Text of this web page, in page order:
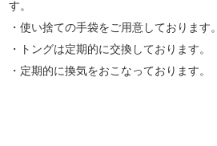
す。
・使い捨ての手袋をご用意しております。
・トングは定期的に交換しております。
・定期的に換気をおこなっております。